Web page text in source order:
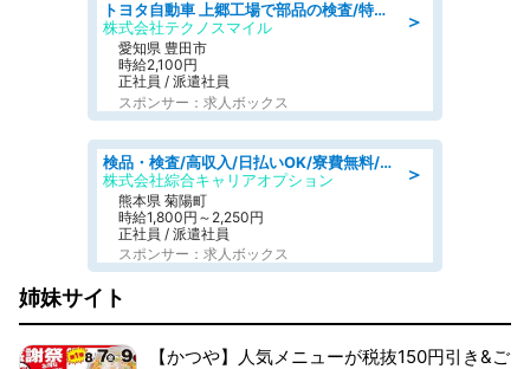
＞
トヨタ自動車 上郷工場で部品の検査/特典168万/tutumi
株式会社テクノスマイル
愛知県 豊田市
時給2,100円
正社員 / 派遣社員
スポンサー：求人ボックス
＞
検品・検査/高収入/日払いOK/寮費無料/日勤/20・30・40代活躍中
株式会社綜合キャリアオプション
熊本県 菊陽町
時給1,800円～2,250円
正社員 / 派遣社員
スポンサー：求人ボックス
姉妹サイト
【かつや】人気メニューが税抜150円引き&ご